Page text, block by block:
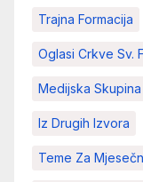
Trajna Formacija
Oglasi Crkve Sv.
Medijska Skupina
Iz Drugih Izvora
Teme Za